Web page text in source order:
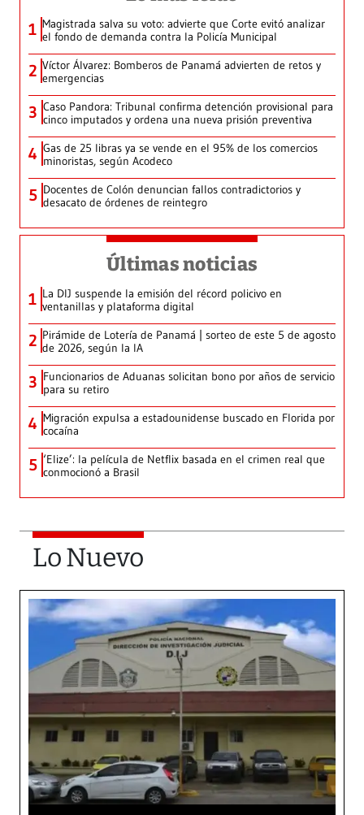
1 Magistrada salva su voto: advierte que Corte evitó analizar
el fondo de demanda contra la Policía Municipal
2 Víctor Álvarez: Bomberos de Panamá advierten de retos y
emergencias
3 Caso Pandora: Tribunal confirma detención provisional para
cinco imputados y ordena una nueva prisión preventiva
4 Gas de 25 libras ya se vende en el 95% de los comercios
minoristas, según Acodeco
5 Docentes de Colón denuncian fallos contradictorios y
desacato de órdenes de reintegro
Últimas noticias
1 La DIJ suspende la emisión del récord policivo en
ventanillas y plataforma digital
2 Pirámide de Lotería de Panamá | sorteo de este 5 de agosto
de 2026, según la IA
3 Funcionarios de Aduanas solicitan bono por años de servicio
para su retiro
4 Migración expulsa a estadounidense buscado en Florida por
cocaína
5 ‘Elize’: la película de Netflix basada en el crimen real que
conmocionó a Brasil
Lo Nuevo